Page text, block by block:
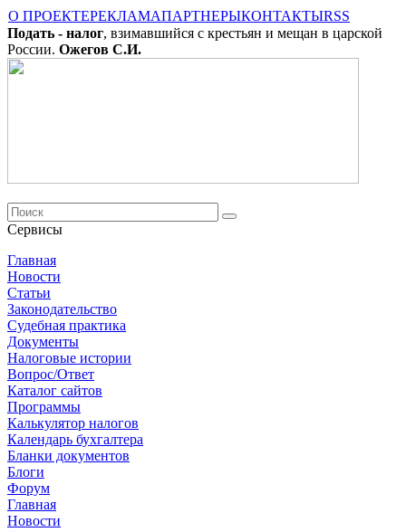
О ПРОЕКТЕРЕКЛАМАПАРТНЕРЫКОНТАКТЫRSS
Подать - налог, взимавшийся с крестьян и мещан в царской
России. Ожегов С.И.
Сервисы
Главная
Новости
Cтатьи
Законодательство
Судебная практика
Документы
Налоговые истории
Вопрос/Ответ
Каталог сайтов
Программы
Калькулятор налогов
Календарь бухгалтера
Бланки документов
Блоги
Форум
Главная
Новости